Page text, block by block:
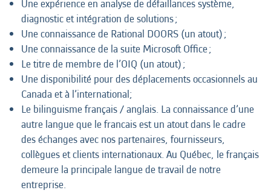
Une expérience en analyse de défaillances système,
diagnostic et intégration de solutions ;
Une connaissance de Rational DOORS (un atout) ;
Une connaissance de la suite Microsoft Office ;
Le titre de membre de l’OIQ (un atout) ;
Une disponibilité pour des déplacements occasionnels au
Canada et à l’international;
Le bilinguisme français / anglais. La connaissance d’une
autre langue que le francais est un atout dans le cadre
des échanges avec nos partenaires, fournisseurs,
collègues et clients internationaux. Au Québec, le français
demeure la principale langue de travail de notre
entreprise.